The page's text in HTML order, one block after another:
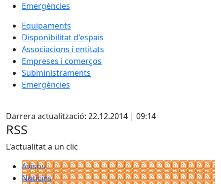
Emergències
Equipaments
Disponibilitat d'espais
Associacions i entitats
Empreses i comerços
Subministraments
Emergències
Darrera actualització: 22.12.2014 | 09:14
RSS
L'actualitat a un clic
Avisos
Notícies